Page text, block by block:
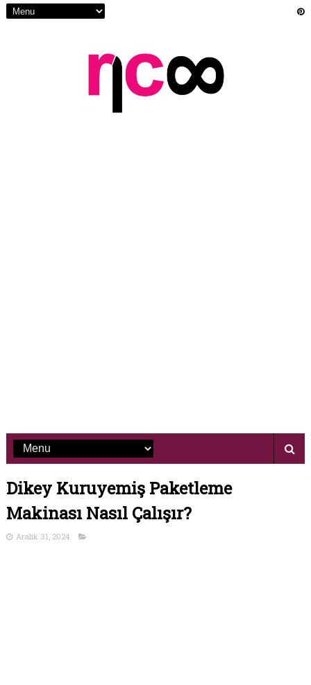
Dikey Kuruyemiş Paketleme
Makinası Nasıl Çalışır?
Aralık 31, 2024